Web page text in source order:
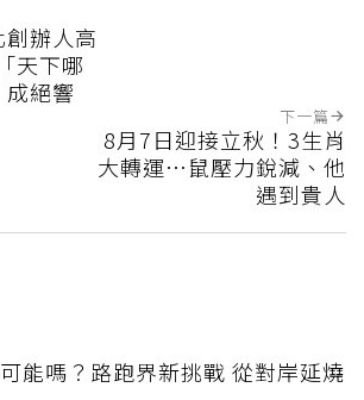
辦人高
天下哪
絕響
下一篇
8月7日迎接立秋！3生肖
大轉運…鼠壓力銳減、他
遇到貴人
能嗎？路跑界新挑戰 從對岸延燒